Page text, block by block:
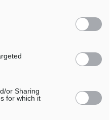
or Sharing
for which it
Κυριάκος Μητσοτάκης: Ανάσα στα
· 11:47